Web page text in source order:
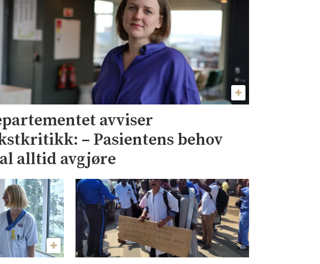
avviser
– Pasientens behov
alltid avgjøre